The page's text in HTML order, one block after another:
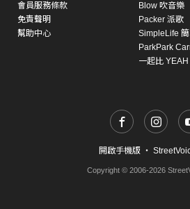
會員服務條款
免責聲明
幫助中心
Blow 吹音樂
Packer 派歌
SimpleLife
ParkPark
一起比
開啟手機版 ・
Copyright © 2006-2026